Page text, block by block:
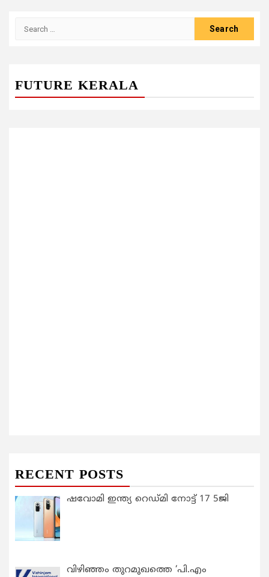
FUTURE KERALA
RECENT POSTS
ഷവോമി ഇന്ത്യ റെഡ്മി നോട്ട് 17 5ജി
വിഴിഞ്ഞം തുറമുഖത്തെ ‘പി.എം